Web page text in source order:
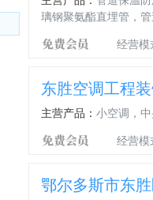
璃钢聚氨酯直埋管，
经营模
东胜空调工程
主营产品： 小空调，
经营
鄂尔多斯市东